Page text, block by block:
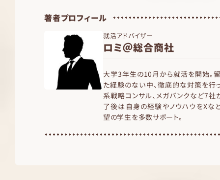
著者プロフィール
就活アドバイザー
ロミ＠総合商社
大学3年生の10月から就活を開始。
た経験のない中、徹底的な対策を行
系戦略コンサル、メガバンクなど7社
了後は自身の経験やノウハウをXな
望の学生を多数サポート。